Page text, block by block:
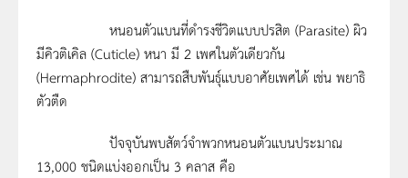
หนอนตัวแบนที่ดำรงชีวิตแบบปรสิต (Parasite) ผิว
มีคิวติเคิล (Cuticle) หนา มี 2 เพศในตัวเดียวกัน
(Hermaphrodite) สามารถสืบพันธุ์แบบอาศัยเพศได้ เช่น พยาธิ
ตัวตืด
ปัจจุบันพบสัตว์จำพวกหนอนตัวแบนประมาณ
13,000 ชนิดแบ่งออกเป็น 3 คลาส คือ